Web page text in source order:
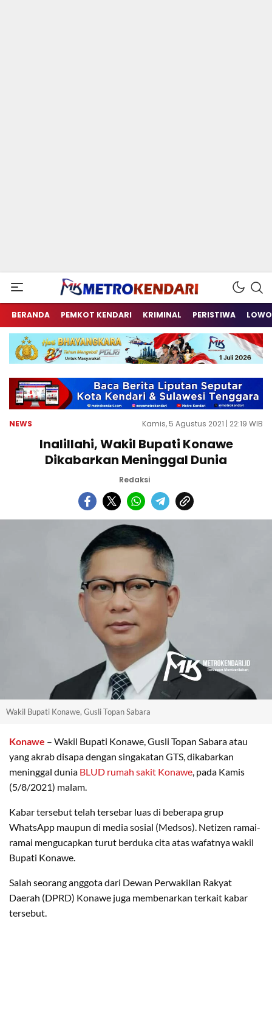
metrokendari
Berita Terkini Sulawesi Tenggara
BERANDA PEMKOT KENDARI KRIMINAL PERISTIWA
NEWS Kamis, 5 Agustus 2021 | 22:19 WIB
Inalillahi, Wakil Bupati Konawe
Dikabarkan Meninggal Dunia
Redaksi
Wakil Bupati Konawe, Gusli Topan Sabara
Konawe – Wakil Bupati Konawe, Gusli Topan Sabara atau
yang akrab disapa dengan singakatan GTS, dikabarkan
meninggal dunia BLUD rumah sakit Konawe , pada Kamis
(5/8/2021) malam.
Kabar tersebut telah tersebar luas di beberapa grup
WhatsApp maupun di media sosial (Medsos). Netizen ramai-
ramai mengucapkan turut berduka cita atas wafatnya wakil
Bupati Konawe.
Salah seorang anggota dari Dewan Perwakilan Rakyat
Daerah (DPRD) Konawe juga membenarkan terkait kabar
tersebut.